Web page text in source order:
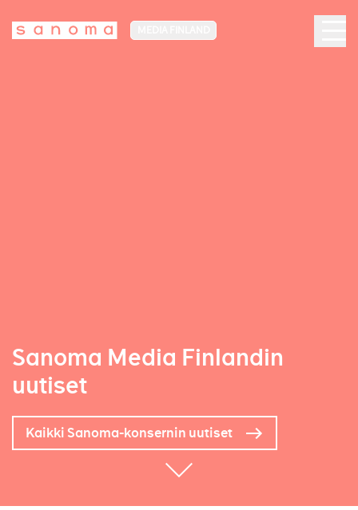
Sanoma Media Finlandin
uutiset
Kaikki Sanoma-konsernin uutiset